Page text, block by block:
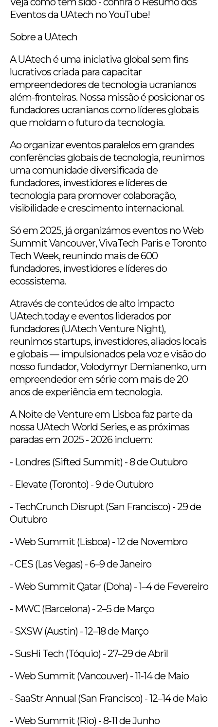
Eventos da UAtech no YouTube!
Sobre a UAtech
A UAtech é uma iniciativa global sem fins
lucrativos criada para capacitar
empreendedores de tecnologia ucranianos
além-fronteiras. Nossa missão é posicionar os
fundadores ucranianos como líderes globais
que moldam o futuro da tecnologia.
Ao organizar eventos paralelos em grandes
conferências globais de tecnologia, reunimos
uma comunidade diversificada de
fundadores, investidores e líderes de
tecnologia para promover colaboração,
visibilidade e crescimento internacional.
Só em 2025, já organizámos eventos no Web
Summit Vancouver, VivaTech Paris e Toronto
Tech Week, reunindo mais de 600
fundadores, investidores e líderes do
ecossistema.
Através de conteúdos de alto impacto
UAtech.today e eventos liderados por
fundadores (UAtech Venture Night),
reunimos startups, investidores, aliados locais
e globais — impulsionados pela voz e visão do
nosso fundador, Volodymyr Demianenko, um
empreendedor em série com mais de 20
anos de experiência em tecnologia.
A Noite de Venture em Lisboa faz parte da
nossa UAtech World Series, e as próximas
paradas em 2025 - 2026 incluem:
- Londres (Sifted Summit) - 8 de Outubro
- Elevate (Toronto) - 9 de Outubro
- TechCrunch Disrupt (San Francisco) - 29 de
Outubro
- Web Summit (Lisboa) - 12 de Novembro
- CES (Las Vegas) - 6–9 de Janeiro
- Web Summit Qatar (Doha) - 1–4 de Fevereiro
- MWC (Barcelona) - 2–5 de Março
- SXSW (Austin) - 12–18 de Março
- SusHi Tech (Tóquio) - 27–29 de Abril
- Web Summit (Vancouver) - 11-14 de Maio
- SaaStr Annual (San Francisco) - 12–14 de Maio
- Web Summit (Rio) - 8-11 de Junho